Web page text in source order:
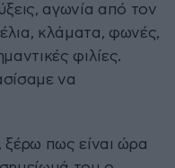
αγωνία από τον
κλάματα, φωνές,
φιλίες.
να
πως είναι ώρα